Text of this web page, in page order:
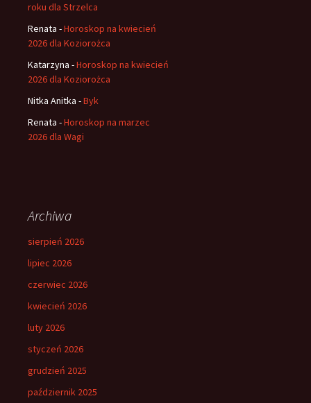
roku dla Strzelca
Renata -Horoskop na kwiecień
2026 dla Koziorożca
Katarzyna -Horoskop na kwiecień
2026 dla Koziorożca
Nitka Anitka -Byk
Renata -Horoskop na marzec
2026 dla Wagi
Archiwa
sierpień 2026
lipiec 2026
czerwiec 2026
kwiecień 2026
luty 2026
styczeń 2026
grudzień 2025
październik 2025